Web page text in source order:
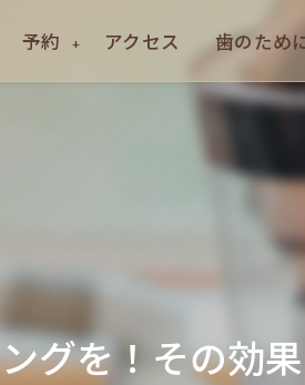
予約 アクセス 歯のため
グを！その効